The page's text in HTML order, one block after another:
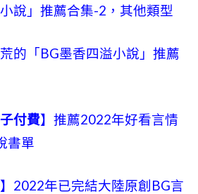
小說」推薦合集-2，其他類型
荒的「BG墨香四溢小說」推薦
付費】推薦2022年好看言情
書單
】2022年已完結大陸原創BG言